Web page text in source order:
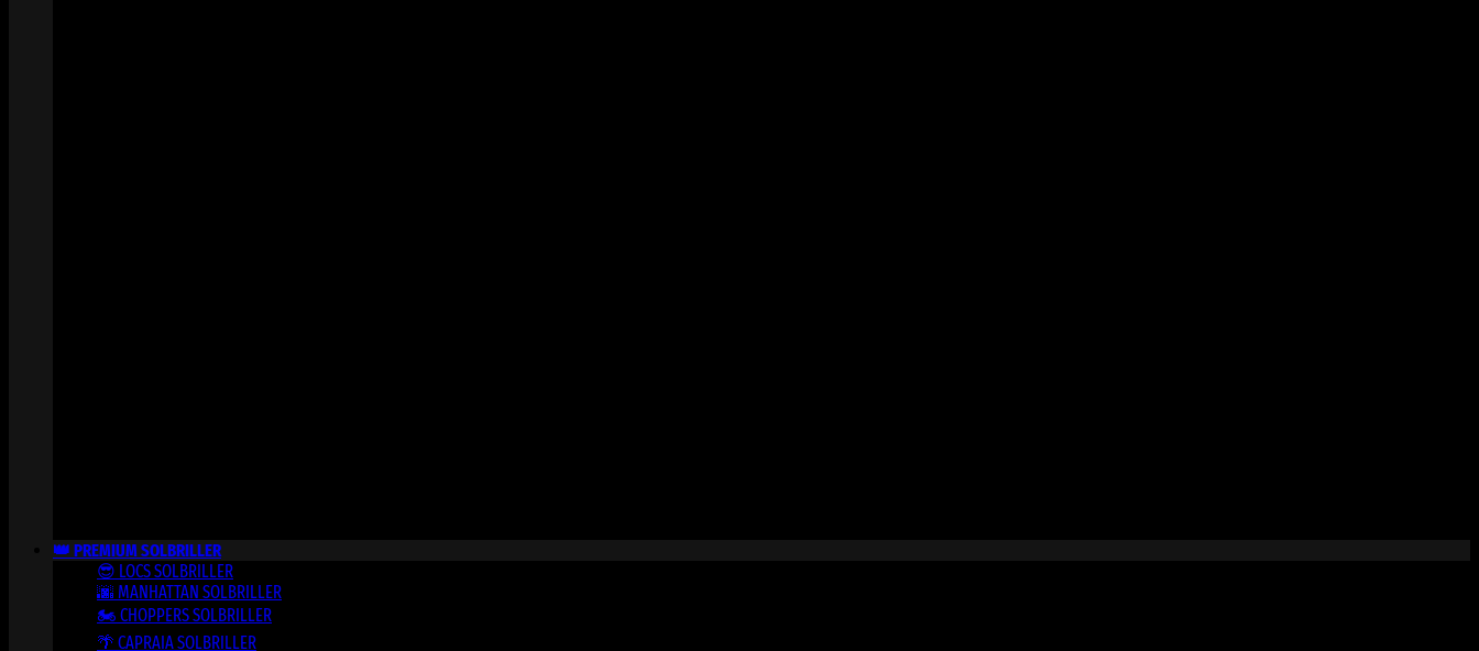
👑 PREMIUM SOLBRILLER
😎 LOCS SOLBRILLER
🌆 MANHATTAN SOLBRILLER
🏍️ CHOPPERS SOLBRILLER
🌴 CAPRAIA SOLBRILLER